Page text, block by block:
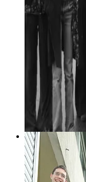
16 février 2005
Titeuf parle
élèves Diwan